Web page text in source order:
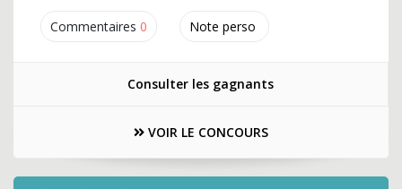
Commentaires 0 Note perso
Consulter les gagnants
VOIR LE CONCOURS